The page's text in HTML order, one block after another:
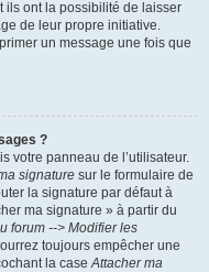
ils ont la possibilité de laisser
de leur propre initiative.
un message une fois que
?
votre panneau de l’utilisateur.
signature sur le formulaire de
la signature par défaut à
ma signature » à partir du
forum --> Modifier les
toujours empêcher une
la caseAttacher ma